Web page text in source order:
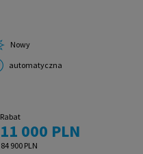
Nowy
automatyczna
Rabat
11 000 PLN
84 900 PLN